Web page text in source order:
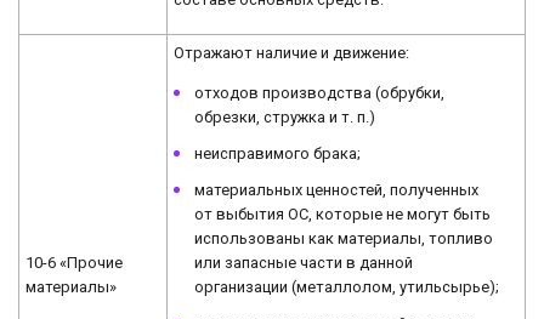
10-6 «Прочие
материалы»
Отражают наличие и движение:
отходов производства (обрубки,
обрезки, стружка и т. п.)
неисправимого брака;
материальных ценностей, полученных
от выбытия ОС, которые не могут быть
использованы как материалы, топливо
или запасные части в данной
организации (металлолом, утильсырье);